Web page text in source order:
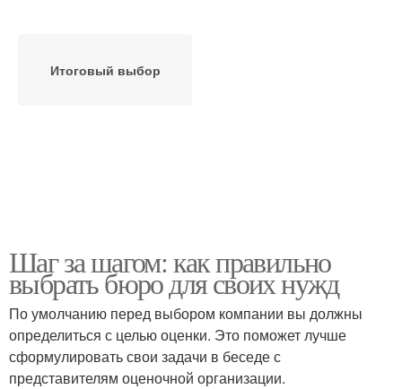
Итоговый выбор
Шаг за шагом: как правильно
выбрать бюро для своих нужд
По умолчанию перед выбором компании вы должны
определиться с целью оценки. Это поможет лучше
сформулировать свои задачи в беседе с
представителям оценочной организации.